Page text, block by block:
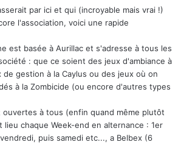
par ici et qui (incroyable mais vrai !)
l'association, voici une rapide
est basée à Aurillac et s'adresse à tous les
: que ce soient des jeux d'ambiance à
de gestion à la Caylus ou des jeux où on
à la Zombicide (ou encore d'autres types
à tous (enfin quand même plutôt
lieu chaque Week-end en alternance : 1er
puis samedi etc..., a Belbex (6